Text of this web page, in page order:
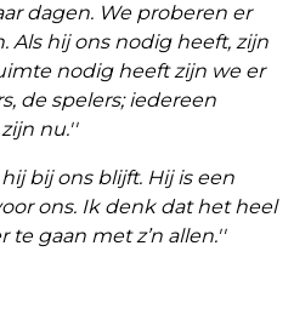
dagen. We proberen er
Als hij ons nodig heeft, zijn
nodig heeft zijn we er
de spelers; iedereen
nu.''
bij ons blijft. Hij is een
ons. Ik denk dat het heel
gaan met z’n allen.''